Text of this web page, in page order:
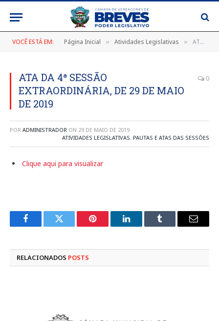
VOCÊ ESTÁ EM: Página Inicial » Atividades Legislativas » ATA DA 4ª SESSÃO EXTRAORDINÁRIA, DE 29 DE MAIO DE 2019
ATA DA 4ª SESSÃO
EXTRAORDINÁRIA, DE 29 DE MAIO
DE 2019
0
POR ADMINISTRADOR ON 29 DE MAIO DE 2019
ATIVIDADES LEGISLATIVAS, PAUTAS E ATAS DAS SESSÕES
Clique aqui para visualizar
FacebookTwitter Pinterest LinkedInTumblr
E-
RELACIONADOS POSTS